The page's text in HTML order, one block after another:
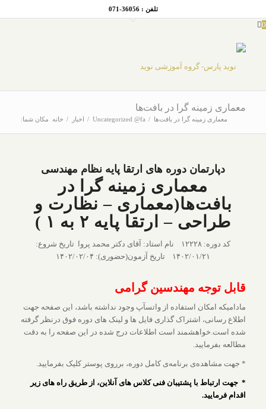
تلفن : 36056-071
0
معماری زمینه گرا در بافت‌ها
مکان شما: خانه / اخبار / Uncategorized @fa / معماری زمینه گرا در بافت‌ها
دپارتمان دوره های ارتقا پایه نظام مهندسی
معماری زمینه گرا در
بافت‌ها(معماری – نظارت و
طراحی – ارتقا پایه ۲ به ۱ )
کد دوره: ۱۲۲۲۸ نام استاد: آقای دکتر محمد پروا تاریخ شروع:
۱۴۰۲/۰۱/۲۱ تاریخ آزمون(حضوری): ۱۴۰۲/۰۲/۰۴
قابل توجه مهندسین گرامی
مادامیکه امکان استفاده از واتسآپ وجود نداشته باشد، این صفحه جهت
اطلاع رسانی، اشتراک گذاری فایل ها و لینک های دوره فوق درنظر گرفته
شده است.خواهشمند است اطلاعات درج شده در این صفحه را به دقت
مطالعه بفرمایید.
* جهت مشاهده‌ی برنامه‌ی کامل دوره، برروی پوستر کلیک بفرمایید.
* جهت ارتباط با پشتیبان فنی کلاس های آنلاین، از طریق راه های زیر
اقدام فرمایید.